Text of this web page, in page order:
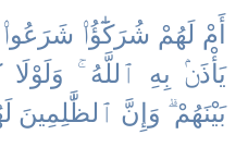
أَمْ لَهُمْ شُرَكَٰٓؤُا۟
يَأْذَنۢ بِهِ ٱللَّهُ
بَيْنَهُمْ ۗ وَإِنَّ ٱلظَّٰلِمِينَ